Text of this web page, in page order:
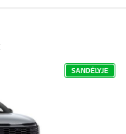
SANDĖLYJE